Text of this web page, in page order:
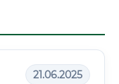
21.06.2025